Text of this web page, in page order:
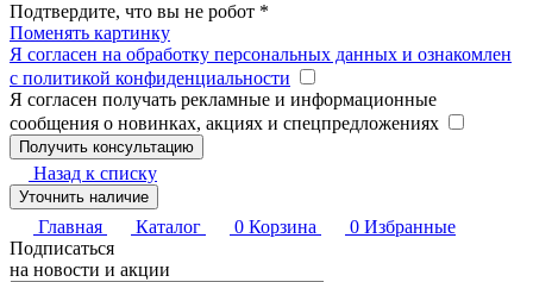
Подтвердите, что вы не робот *
Поменять картинку
Я согласен на обработку персональных данных и ознакомлен
с политикой конфиденциальности
Я согласен получать рекламные и информационные
сообщения о новинках, акциях и спецпредложениях
Назад к списку
Уточнить наличие
Главная Каталог 0 Корзина 0 Избранные
Подписаться
на новости и акции